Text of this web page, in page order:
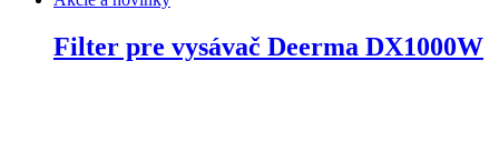
Filter pre vysávač Deerma DX1000W